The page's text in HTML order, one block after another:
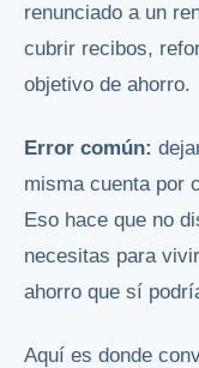
renunciado a un
cubrir recibos,
objetivo de ahorro.
Error común:
misma cuenta por
Eso hace que no
necesitas para
ahorro que sí
Aquí es donde